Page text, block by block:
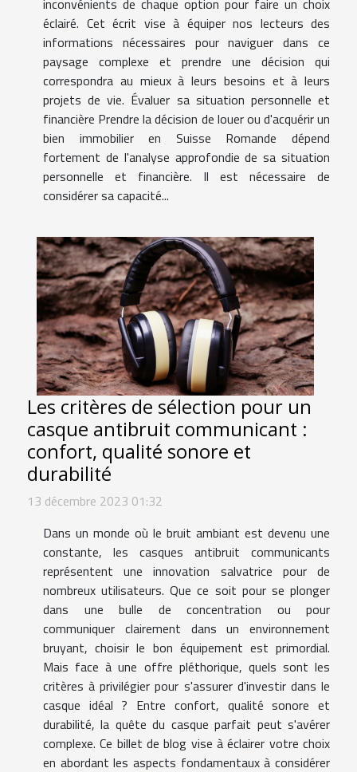
inconvénients de chaque option pour faire un choix
éclairé. Cet écrit vise à équiper nos lecteurs des
informations nécessaires pour naviguer dans ce
paysage complexe et prendre une décision qui
correspondra au mieux à leurs besoins et à leurs
projets de vie. Évaluer sa situation personnelle et
financière Prendre la décision de louer ou d'acquérir un
bien immobilier en Suisse Romande dépend
fortement de l'analyse approfondie de sa situation
personnelle et financière. Il est nécessaire de
considérer sa capacité...
Les critères de sélection pour un
casque antibruit communicant :
confort, qualité sonore et
durabilité
13 décembre 2023 01:32
Dans un monde où le bruit ambiant est devenu une
constante, les casques antibruit communicants
représentent une innovation salvatrice pour de
nombreux utilisateurs. Que ce soit pour se plonger
dans une bulle de concentration ou pour
communiquer clairement dans un environnement
bruyant, choisir le bon équipement est primordial.
Mais face à une offre pléthorique, quels sont les
critères à privilégier pour s'assurer d'investir dans le
casque idéal ? Entre confort, qualité sonore et
durabilité, la quête du casque parfait peut s'avérer
complexe. Ce billet de blog vise à éclairer votre choix
en abordant les aspects fondamentaux à considérer